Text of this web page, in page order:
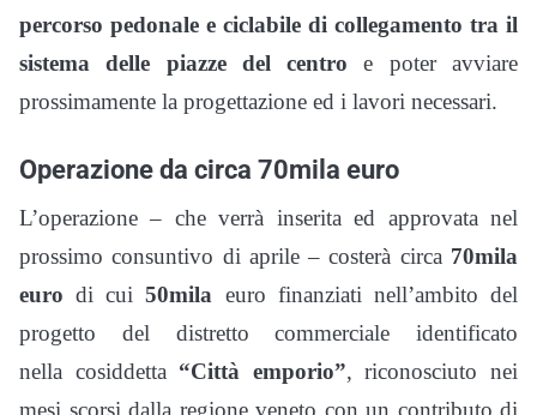
percorso pedonale e ciclabile di collegamento tra il
sistema delle piazze del centro e poter avviare
prossimamente la progettazione ed i lavori necessari.
Operazione da circa 70mila euro
L’operazione – che verrà inserita ed approvata nel
prossimo consuntivo di aprile – costerà circa 70mila
euro di cui50mila euro finanziati nell’ambito del
progetto del distretto commerciale identificato
nella cosiddetta “Città emporio”, riconosciuto nei
mesi scorsi dalla regione veneto con un contributo di